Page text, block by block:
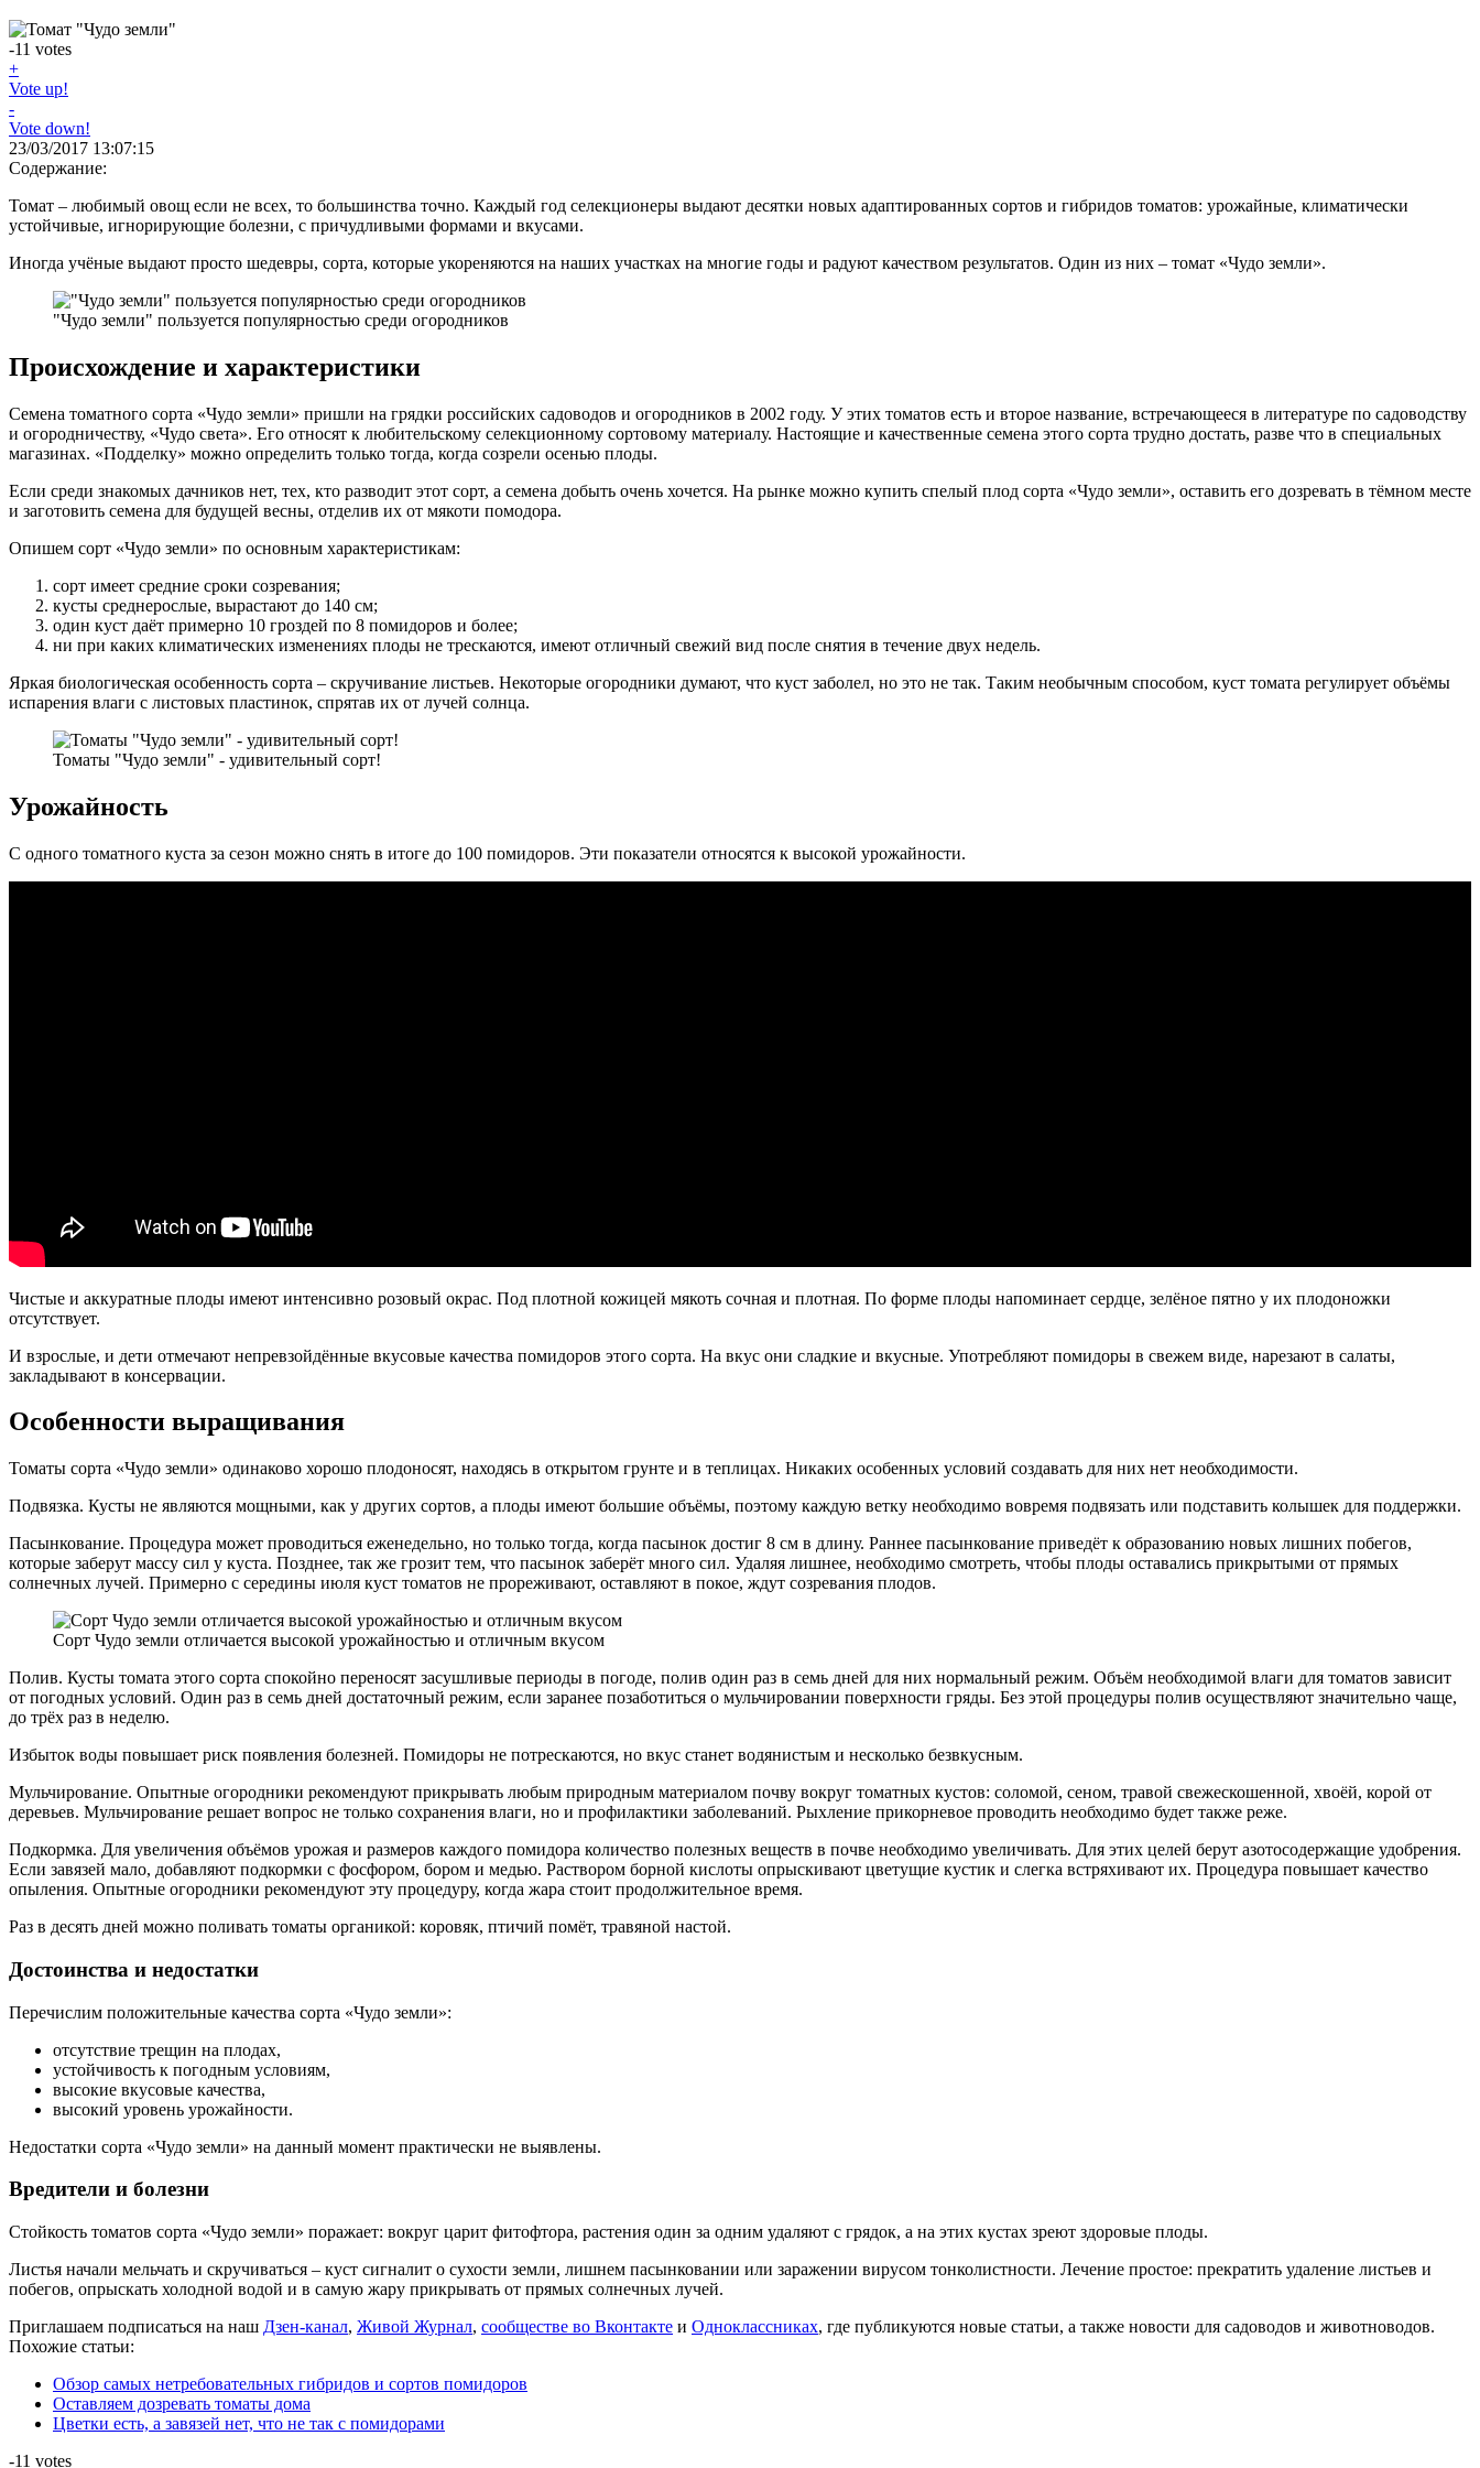
-11 votes
+
Vote up!
-
Vote down!
23/03/2017 13:07:15
Содержание:
Томат – любимый овощ если не всех, то большинства точно. Каждый год селекционеры выдают десятки новых адаптированных сортов и гибридов томатов: урожайные, климатически
устойчивые, игнорирующие болезни, с причудливыми формами и вкусами.
Иногда учёные выдают просто шедевры, сорта, которые укореняются на наших участках на многие годы и радуют качеством результатов. Один из них – томат «Чудо земли».
"Чудо земли" пользуется популярностью среди огородников
Происхождение и характеристики
Семена томатного сорта «Чудо земли» пришли на грядки российских садоводов и огородников в 2002 году. У этих томатов есть и второе название, встречающееся в литературе по садоводству
и огородничеству, «Чудо света». Его относят к любительскому селекционному сортовому материалу. Настоящие и качественные семена этого сорта трудно достать, разве что в специальных
магазинах. «Подделку» можно определить только тогда, когда созрели осенью плоды.
Если среди знакомых дачников нет, тех, кто разводит этот сорт, а семена добыть очень хочется. На рынке можно купить спелый плод сорта «Чудо земли», оставить его дозревать в тёмном месте
и заготовить семена для будущей весны, отделив их от мякоти помодора.
Опишем сорт «Чудо земли» по основным характеристикам:
сорт имеет средние сроки созревания;
кусты среднерослые, вырастают до 140 см;
один куст даёт примерно 10 гроздей по 8 помидоров и более;
ни при каких климатических изменениях плоды не трескаются, имеют отличный свежий вид после снятия в течение двух недель.
Яркая биологическая особенность сорта – скручивание листьев. Некоторые огородники думают, что куст заболел, но это не так. Таким необычным способом, куст томата регулирует объёмы
испарения влаги с листовых пластинок, спрятав их от лучей солнца.
Томаты "Чудо земли" - удивительный сорт!
Урожайность
С одного томатного куста за сезон можно снять в итоге до 100 помидоров. Эти показатели относятся к высокой урожайности.
Чистые и аккуратные плоды имеют интенсивно розовый окрас. Под плотной кожицей мякоть сочная и плотная. По форме плоды напоминает сердце, зелёное пятно у их плодоножки
отсутствует.
И взрослые, и дети отмечают непревзойдённые вкусовые качества помидоров этого сорта. На вкус они сладкие и вкусные. Употребляют помидоры в свежем виде, нарезают в салаты,
закладывают в консервации.
Особенности выращивания
Томаты сорта «Чудо земли» одинаково хорошо плодоносят, находясь в открытом грунте и в теплицах. Никаких особенных условий создавать для них нет необходимости.
Подвязка. Кусты не являются мощными, как у других сортов, а плоды имеют большие объёмы, поэтому каждую ветку необходимо вовремя подвязать или подставить колышек для поддержки.
Пасынкование. Процедура может проводиться еженедельно, но только тогда, когда пасынок достиг 8 см в длину. Раннее пасынкование приведёт к образованию новых лишних побегов,
которые заберут массу сил у куста. Позднее, так же грозит тем, что пасынок заберёт много сил. Удаляя лишнее, необходимо смотреть, чтобы плоды оставались прикрытыми от прямых
солнечных лучей. Примерно с середины июля куст томатов не прореживают, оставляют в покое, ждут созревания плодов.
Сорт Чудо земли отличается высокой урожайностью и отличным вкусом
Полив. Кусты томата этого сорта спокойно переносят засушливые периоды в погоде, полив один раз в семь дней для них нормальный режим. Объём необходимой влаги для томатов зависит
от погодных условий. Один раз в семь дней достаточный режим, если заранее позаботиться о мульчировании поверхности гряды. Без этой процедуры полив осуществляют значительно чаще,
до трёх раз в неделю.
Избыток воды повышает риск появления болезней. Помидоры не потрескаются, но вкус станет водянистым и несколько безвкусным.
Мульчирование. Опытные огородники рекомендуют прикрывать любым природным материалом почву вокруг томатных кустов: соломой, сеном, травой свежескошенной, хвоёй, корой от
деревьев. Мульчирование решает вопрос не только сохранения влаги, но и профилактики заболеваний. Рыхление прикорневое проводить необходимо будет также реже.
Подкормка. Для увеличения объёмов урожая и размеров каждого помидора количество полезных веществ в почве необходимо увеличивать. Для этих целей берут азотосодержащие удобрения.
Если завязей мало, добавляют подкормки с фосфором, бором и медью. Раствором борной кислоты опрыскивают цветущие кустик и слегка встряхивают их. Процедура повышает качество
опыления. Опытные огородники рекомендуют эту процедуру, когда жара стоит продолжительное время.
Раз в десять дней можно поливать томаты органикой: коровяк, птичий помёт, травяной настой.
Достоинства и недостатки
Перечислим положительные качества сорта «Чудо земли»:
отсутствие трещин на плодах,
устойчивость к погодным условиям,
высокие вкусовые качества,
высокий уровень урожайности.
Недостатки сорта «Чудо земли» на данный момент практически не выявлены.
Вредители и болезни
Стойкость томатов сорта «Чудо земли» поражает: вокруг царит фитофтора, растения один за одним удаляют с грядок, а на этих кустах зреют здоровые плоды.
Листья начали мельчать и скручиваться – куст сигналит о сухости земли, лишнем пасынковании или заражении вирусом тонколистности. Лечение простое: прекратить удаление листьев и
побегов, опрыскать холодной водой и в самую жару прикрывать от прямых солнечных лучей.
Приглашаем подписаться на наш Дзен-канал, Живой Журнал, сообществе во Вконтакте и Одноклассниках, где публикуются новые статьи, а также новости для садоводов и животноводов.
Похожие статьи:
Обзор самых нетребовательных гибридов и сортов помидоров
Оставляем дозревать томаты дома
Цветки есть, а завязей нет, что не так с помидорами
-11 votes